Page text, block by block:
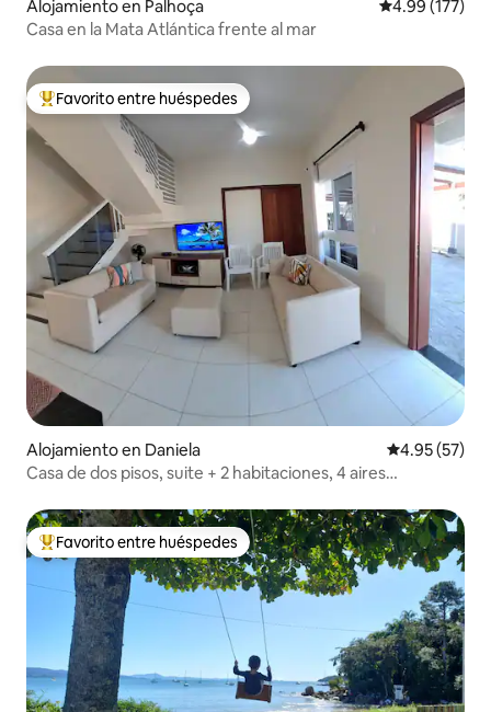
Alojamiento en Palhoça Calificación
4.99 (177)
Casa en la Mata Atlántica frente al mar
Favorito entre huéspedes preferido
Favorito entre huéspedes
Alojamiento en Daniela Calificación
4.95 (57)
Casa de dos pisos, suite + 2 habitaciones, 4 aires
Favorito entre huéspedes preferido
Favorito entre huéspedes